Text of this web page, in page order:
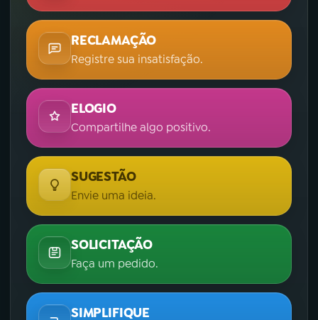
RECLAMAÇÃO
Registre sua insatisfação.
ELOGIO
Compartilhe algo positivo.
SUGESTÃO
Envie uma ideia.
SOLICITAÇÃO
Faça um pedido.
SIMPLIFIQUE